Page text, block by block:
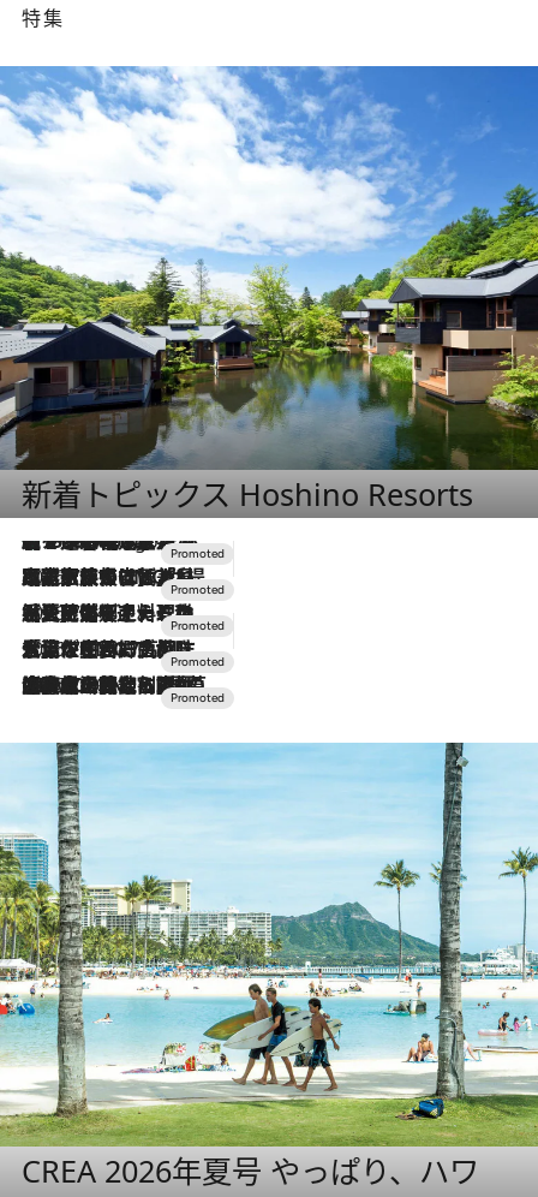
特集
新着トピックス Hoshino Resorts
8 Hours Ago
【トンボの足水浴】ヒノキの香りに包まれて涼感マックス！約13℃の湧水かけ流しを避暑地「星野温泉 トンボの湯」で体験
2026.7.31
【ホテル帰省】という選択肢をOMOが提案。家族とほどよい距離を保つには「昼は実家、夜は気兼ねなくホテルで！」
2026.7.24
【夏限定ディナーコース】旬を迎える稚鮎や花ズッキーニなどをイタリア・トスカーナの郷土料理の手法で満喫！
2026.7.17
「土佐和ハーブかき氷」がOMO7高知に登場！生姜、山椒、大葉など目にも舌にも涼を呼ぶ郷土の味
2026.7.10
NEW OPEN！【界 草津】名湯の地に誕生。趣の異なる2種の温泉と上州ならではの会席・蕎麦割烹など美食を味わう究極の癒やし旅
CREA 2026年夏号 やっぱり、ハワ